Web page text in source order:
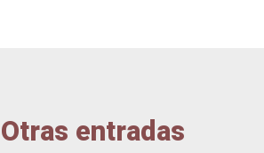
Otras entradas